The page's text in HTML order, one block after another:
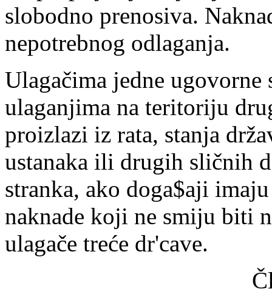
slobodno prenosiva.
nepotrebnog odlaganja.
Ulagačima jedne
ulaganjima na teritoriju
proizlazi iz rata, stanja
ustanaka ili drugih sličnih
stranka, ako doga$aji
naknade koji ne smiju biti
ulagače treće dr'cave.